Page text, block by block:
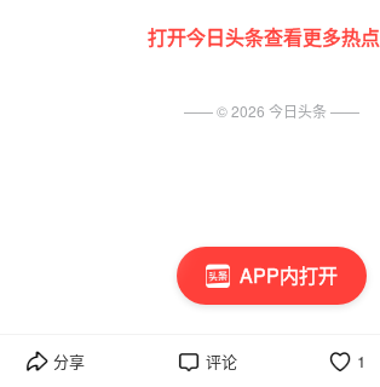
APP内打开
打开今日头条查看更多热点
分享 评论 1
—— ©2026 今日头条 ——